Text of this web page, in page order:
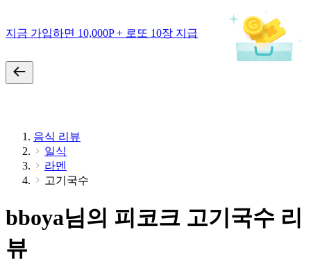
지금 가입하면 10,000P + 로또 10장 지급
음식 리뷰
일식
라멘
고기국수
bboya님의 피코크 고기국수 리
뷰